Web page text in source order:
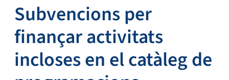
Subvencions per
finançar activitats
incloses en el catàleg de